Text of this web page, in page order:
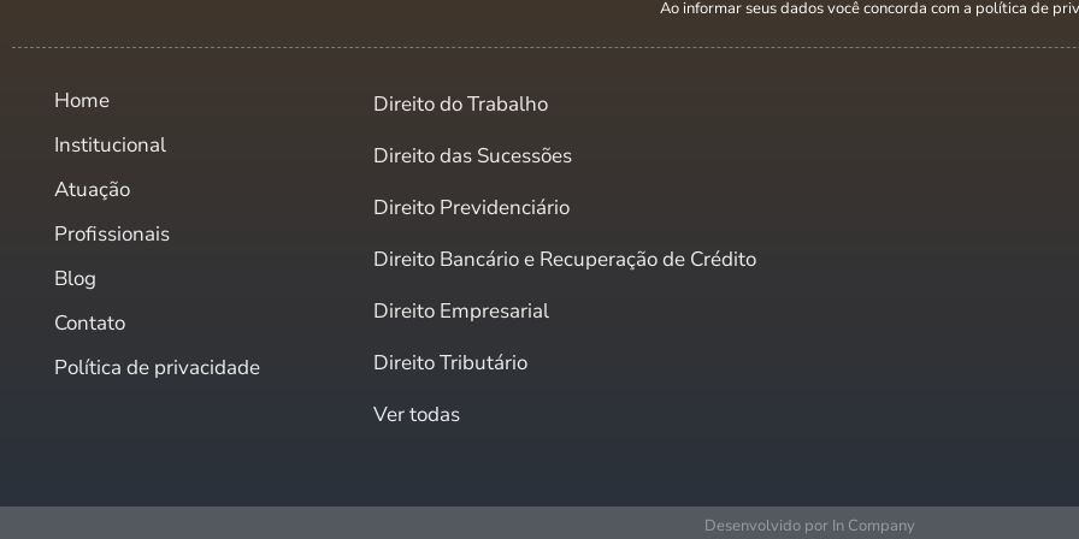
Ao informar seus dados você concorda com a política de
Home
Institucional
Atuação
Profissionais
Blog
Contato
Política de privacidade
Direito do Trabalho
Direito das Sucessões
Direito Previdenciário
Direito Bancário e Recuperação de Crédito
Direito Empresarial
Direito Tributário
Ver todas
Desenvolvido por In Company